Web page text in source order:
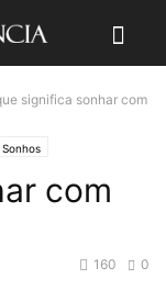
significa sonhar com
Sonhos
com
0
160